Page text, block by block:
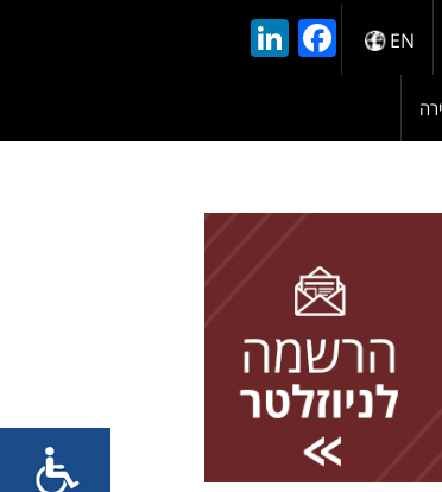
EN
Facebook